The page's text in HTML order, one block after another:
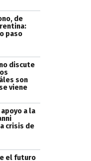
de
paso
discute
son
viene
a la
crisis de
el futuro